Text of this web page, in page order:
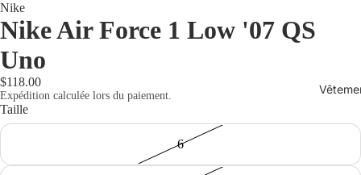
Nike
Nike Air Force 1 Low '07 QS
Uno
$118.00
Expédition calculée lors du paiement.
Taille
6